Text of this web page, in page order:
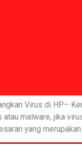
Virus di HP–
atau malware, jika
yang